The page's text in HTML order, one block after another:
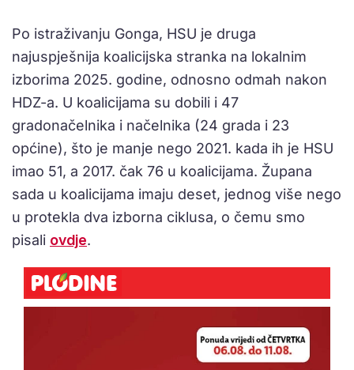
Po istraživanju Gonga, HSU je druga
najuspješnija koalicijska stranka na lokalnim
izborima 2025. godine, odnosno odmah nakon
HDZ-a. U koalicijama su dobili i 47
gradonačelnika i načelnika (24 grada i 23
općine), što je manje nego 2021. kada ih je HSU
imao 51, a 2017. čak 76 u koalicijama. Župana
sada u koalicijama imaju deset, jednog više nego
u protekla dva izborna ciklusa, o čemu smo
pisali ovdje.